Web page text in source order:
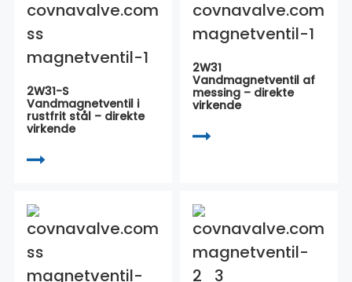
2W31-S
Vandmagnetventil i
rustfrit stål – direkte
virkende
2W31
Vandmagnetventil af
messing – direkte
virkende